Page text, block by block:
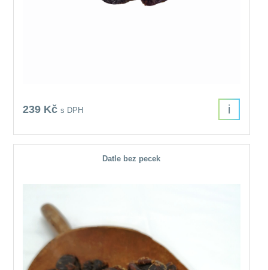
239 Kčs DPH i
Datle bez pecek